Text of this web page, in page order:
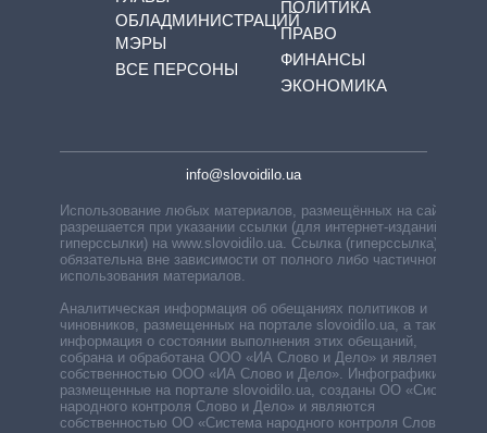
ОБЛАДМИНИСТРАЦИЙ
МЭРЫ
ВСЕ ПЕРСОНЫ
ПОЛИТИКА
ПРАВО
ФИНАНСЫ
ЭКОНОМИКА
info@slovoidilo.ua
Использование любых материалов, размещённых на сайте,
разрешается при указании ссылки (для интернет-изданий —
гиперссылки) на www.slovoidilo.ua. Ссылка (гиперссылка)
обязательна вне зависимости от полного либо частичного
использования материалов.
Аналитическая информация об обещаниях политиков и
чиновников, размещенных на портале slovoidilo.ua, а также
информация о состоянии выполнения этих обещаний,
собрана и обработана ООО «ИА Слово и Дело» и является
собственностью ООО «ИА Слово и Дело». Инфографики,
размещенные на портале slovoidilo.ua, созданы ОО «Система
народного контроля Слово и Дело» и являются
собственностью ОО «Система народного контроля Слово и